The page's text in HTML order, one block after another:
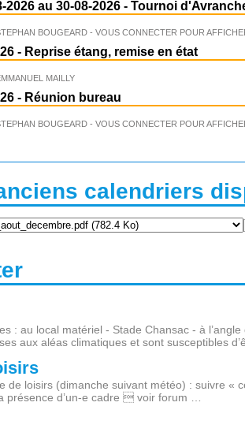
2026 au 30-08-2026 - Tournoi
BOUGEARD - VOUS CONNECTER POUR
- Reprise étang, remise en état
MAILLY
- Réunion bureau
BOUGEARD - VOUS CONNECTER POUR
calendriers
: au local matériel - Stade Chansac - à
aux aléas climatiques et sont susceptibles
de loisirs (dimanche suivant météo) : suivre
présence d’un-e cadre  voir forum …